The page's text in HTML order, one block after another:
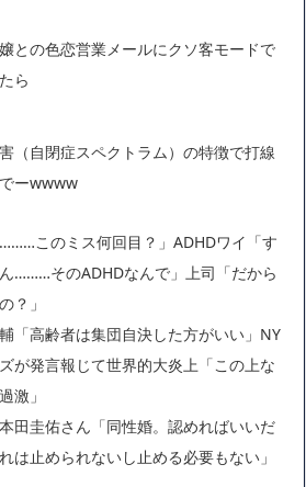
との色恋営業メールにクソ客モードで
ら
（自閉症スペクトラム）の特徴で打線
ーwwww
………このミス何回目？」ADHDワイ「す
………そのADHDなんで」上司「だから
？」
「高齢者は集団自決した方がいい」NY
が発言報じて世界的大炎上「この上な
激」
田圭佑さん「同性婚。認めればいいだ
は止められないし止める必要もない」